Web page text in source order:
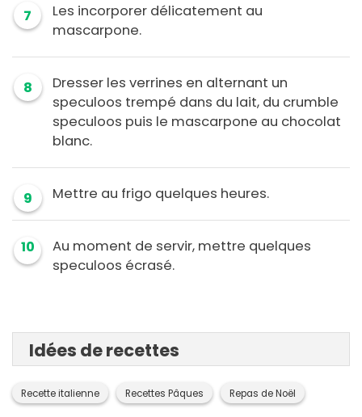
7
Les incorporer délicatement au
mascarpone.
8
Dresser les verrines en alternant un
speculoos trempé dans du lait, du crumble
speculoos puis le mascarpone au chocolat
blanc.
9 Mettre au frigo quelques heures.
10
Au moment de servir, mettre quelques
speculoos écrasé.
Idées de recettes
Recette italienne Recettes Pâques Repas de Noël